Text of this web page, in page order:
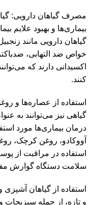
مصرف گیاهان دارویی:
بیماری‌ها و بهبود علایم
گیاهان دارویی مانند
خواص ضد التهابی،
اکسیدانی دارند که
کنند.
استفاده از عصاره‌ها و
گیاهی نیز می‌توانند به
درمان بیماری‌ها مورد
آووکادو، روغن کرچک،
استفاده در مراقبت از
سلامت دستگاه گوارش
استفاده از گیاهان
و تازه، از جمله